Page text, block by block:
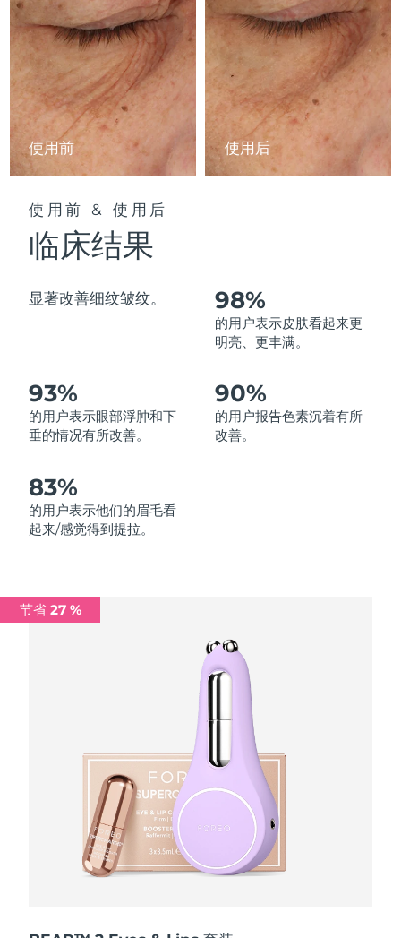
使用前 使用后
使用前 & 使用后
临床结果
显著改善细纹皱纹。 98%
的用户表示皮肤看起来更
明亮、更丰满。
93%
的用户表示眼部浮肿和下
垂的情况有所改善。
90%
的用户报告色素沉着有所
改善。
83%
的用户表示他们的眉毛看
起来/感觉得到提拉。
节省 27 %
黎巴嫩 预计送达日期8/10/26
立陶宛 预计送达日期 8/9/26
卢森堡 预计送达日期8/9/26
中国澳门特别行政区 预计送达日期 8/11/26
马来西亚
马耳他
预计送达日期8/10/26
新西兰 预计送达日期8/9/26
阿曼
菲律宾
葡萄牙
预计送达日期
预计送达日期
预计送达日期
沙特阿拉伯 预计送达日期